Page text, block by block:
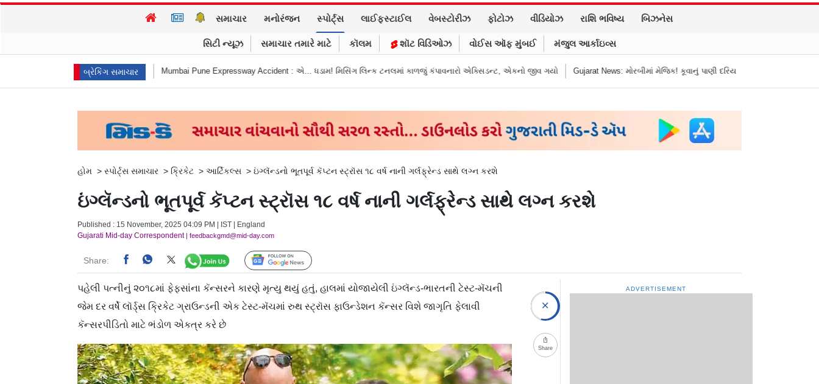
સમાચાર મનોરંજન સ્પોર્ટ્સ લાઈફસ્ટાઈલ વેબસ્ટોરીઝ ફોટોઝ વીડિયોઝ રાશિ ભવિષ્ય બિઝનેસ
સિટી ન્યૂઝ સમાચાર તમારે માટે કૉલમ શૉટ વિડિઓઝ વોઈસ ઑફ મુંબઈ મંજુલ આર્કાઇવ્સ
બ્રેકિંગ સમાચાર
Mumbai Pune Expressway Accident : એ... ધડામ! મિસિંગ લિન્ક ટનલમાં કાળજું કંપાવનારો એક્સિડન્ટ, એકનો જીવ ગયો Gujarat News: મોરબીમાં મેજિક! કૂવાનું પાણી દરિયાનાં મોજાંની જેમ ઊછળવા લાગ્યું, શું કહે છે નિષ્ણાતો?
હોમ > સ્પોર્ટ્સ સમાચાર > ક્રિકેટ > આર્ટિકલ્સ > ઇંગ્લૅન્ડનો ભૂતપૂર્વ કૅપ્ટન સ્ટ્રૉસ ૧૮ વર્ષ નાની ગર્લફ્રેન્ડ સાથે લગ્ન કરશે
ઇંગ્લૅન્ડનો ભૂતપૂર્વ કૅપ્ટન સ્ટ્રૉસ ૧૮ વર્ષ નાની ગર્લફ્રેન્ડ સાથે લગ્ન કરશે
Published : 15 November, 2025 04:09 PM | IST | England
Gujarati Mid-day Correspondent| feedbackgmd@mid-day.com
Share: Follow Us
પહેલી પત્નીનું ૨૦૧૮માં ફેફસાંના કૅન્સરને કારણે મૃત્યુ થયું હતું, હાલમાં યોજાયેલી ઇંગ્લૅન્ડ-ભારતની ટેસ્ટ-મૅચની
જેમ દર વર્ષે લૉર્ડ્સ ક્રિકેટ ગ્રાઉન્ડની એક ટેસ્ટ-મૅચમાં રુથ સ્ટ્રૉસ ફાઉન્ડેશન કૅન્સર વિશે જાગૃતિ ફેલાવી
કૅન્સરપીડિતો માટે ભંડોળ એકત્ર કરે છે
Share
ADVERTISEMENT